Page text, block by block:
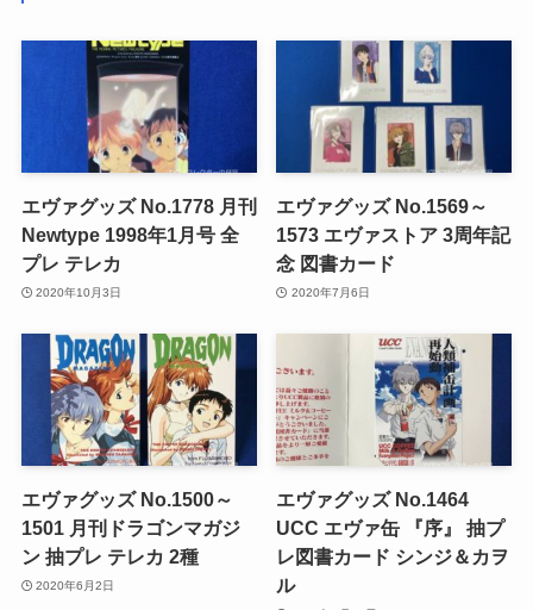
エヴァグッズ No.1778 月刊
Newtype 1998年1月号 全
プレ テレカ
2020年10月3日
エヴァグッズ No.1569～
1573 エヴァストア 3周年記
念 図書カード
2020年7月6日
エヴァグッズ No.1500～
1501 月刊ドラゴンマガジ
ン 抽プレ テレカ 2種
2020年6月2日
エヴァグッズ No.1464
UCC エヴァ缶 『序』 抽プ
レ図書カード シンジ＆カヲ
ル